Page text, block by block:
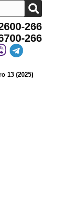
266
266
13 (2025)